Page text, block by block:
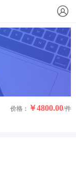
价格： ￥4800.00/件